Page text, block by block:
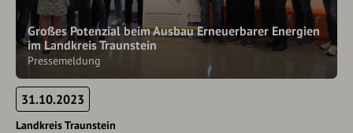
Großes Potenzial beim Ausbau Erneuerbarer Energien
im Landkreis Traunstein
Pressemeldung
31.10.2023
Landkreis Traunstein